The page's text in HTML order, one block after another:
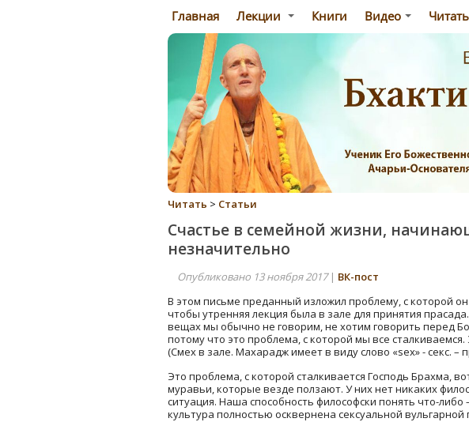
Главная Лекции Книги Видео Читать
Читать > Статьи
Счастье в семейной жизни,
незначительно
Опубликовано 13 ноября 2017| ВК-пост
В этом письме преданный изложил проблему, с которой
чтобы утренняя лекция была в зале для принятия
вещах мы обычно не говорим, не хотим говорить перед
потому что это проблема, с которой мы все сталкиваемся.
(Смех в зале. Махарадж имеет в виду слово «sex» - секс.
Это проблема, с которой сталкивается Господь Брахма,
муравьи, которые везде ползают. У них нет никаких
ситуация. Наша способность философски понять что-
культура полностью осквернена сексуальной